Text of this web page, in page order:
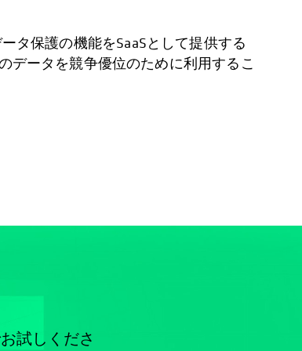
タ保護の機能をSaaSとして提供する
データを競争優位のために利用するこ
試しくださ